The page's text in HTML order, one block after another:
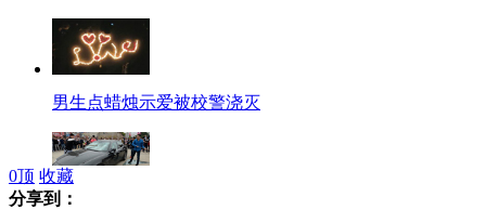
男生点蜡烛示爱被校警浇灭
0顶 收藏
分享到：